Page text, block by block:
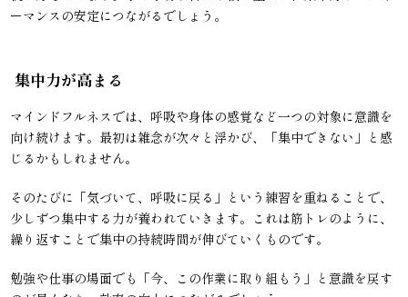
ーマンスの安定につながるでしょう。
集中力が高まる
マインドフルネスでは、呼吸や身体の感覚など一つの対象に意識を
向け続けます。最初は雑念が次々と浮かび、「集中できない」と感
じるかもしれません。
そのたびに「気づいて、呼吸に戻る」という練習を重ねることで、
少しずつ集中する力が養われていきます。これは筋トレのように、
繰り返すことで集中の持続時間が伸びていくものです。
勉強や仕事の場面でも「今、この作業に取り組もう」と意識を戻す